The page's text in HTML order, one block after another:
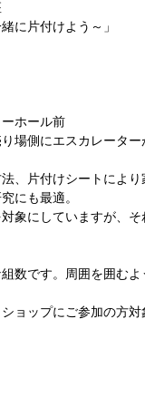
に片付けよう～」
ホール前
場側にエスカレータ
、片付けシートによ
にも最適。
象にしていますが、
数です。周囲を囲む
ョップにご参加の方